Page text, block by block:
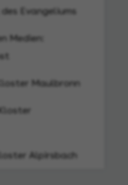
Evangeliums
Medien:
Maulbronn
Alpirsbach